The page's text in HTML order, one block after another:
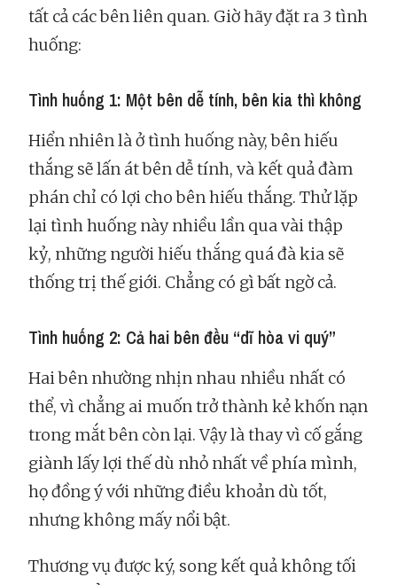
tất cả các bên liên quan. Giờ hãy đặt ra 3 tình
huống:
Tình huống 1: Một bên dễ tính, bên kia thì không
Hiển nhiên là ở tình huống này, bên hiếu
thắng sẽ lấn át bên dễ tính, và kết quả đàm
phán chỉ có lợi cho bên hiếu thắng. Thử lặp
lại tình huống này nhiều lần qua vài thập
kỷ, những người hiếu thắng quá đà kia sẽ
thống trị thế giới. Chẳng có gì bất ngờ cả.
Tình huống 2: Cả hai bên đều “dĩ hòa vi quý”
Hai bên nhường nhịn nhau nhiều nhất có
thể, vì chẳng ai muốn trở thành kẻ khốn nạn
trong mắt bên còn lại. Vậy là thay vì cố gắng
giành lấy lợi thế dù nhỏ nhất về phía mình,
họ đồng ý với những điều khoản dù tốt,
nhưng không mấy nổi bật.
Thương vụ được ký, song kết quả không tối